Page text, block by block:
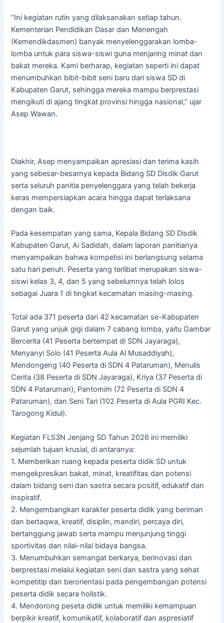
“Ini kegiatan rutin yang dilaksanakan setiap tahun.
Kementerian Pendidikan Dasar dan Menengah
(Kemendikdasmen) banyak menyelenggarakan lomba-
lomba untuk para siswa-siswi guna menjaring minat dan
bakat mereka. Kami berharap, kegiatan seperti ini dapat
menumbuhkan bibit-bibit seni baru dari siswa SD di
Kabupaten Garut, sehingga mereka mampu berprestasi
mengikuti di ajang tingkat provinsi hingga nasional,” ujar
Asep Wawan.
Diakhir, Asep menyampaikan apresiasi dan terima kasih
yang sebesar-besarnya kepada Bidang SD Disdik Garut
serta seluruh panitia penyelenggara yang telah bekerja
keras mempersiapkan acara hingga dapat terlaksana
dengan baik.
Pada kesempatan yang sama, Kepala Bidang SD Disdik
Kabupaten Garut, Ai Sadidah, dalam laporan panitianya
menyampaikan bahwa kompetisi ini berlangsung selama
satu hari penuh. Peserta yang terlibat merupakan siswa-
siswi kelas 3, 4, dan 5 yang sebelumnya telah lolos
sebagai Juara 1 di tingkat kecamatan masing-masing.
Total ada 371 peserta dari 42 kecamatan se-Kabupaten
Garut yang unjuk gigi dalam 7 cabang lomba, yaitu Gambar
Bercerita (41 Peserta bertempat di SDN Jayaraga),
Menyanyi Solo (41 Peserta Aula Al Musaddiyah),
Mendongeng (40 Peserta di SDN 4 Pataruman), Menulis
Cerita (38 Peserta di SDN Jayaraga), Kriya (37 Peserta di
SDN 4 Pataruman), Pantomim (72 Peserta di SDN 4
Pataruman), dan Seni Tari (102 Peserta di Aula PGRI Kec.
Tarogong Kidul).
Kegiatan FLS3N Jenjang SD Tahun 2026 ini memiliki
sejumlah tujuan krusial, di antaranya:
1. Memberikan ruang kepada peserta didik SD untuk
mengekpresikan bakat, minat, kreatifitas dan potensi
dalam bidang seni dan sastra secara positif, edukatif dan
inspiratif.
2. Mengembangkan karakter peserta didik yang beriman
dan bertaqwa, kreatif, disiplin, mandiri, percaya diri,
bertanggung jawab serta mampu menjunjung tinggi
sportivitas dan nilai-nilai bidaya bangsa.
3. Menumbuhkan semangat berkarya, berinovasi dan
berprestasi melalui kegiatan seni dan sastra yang sehat
kompetitip dan berorientasi pada pengembangan potensi
peserta didik secara holistik.
4. Mendorong peseta didik untuk memiliki kemampuan
berpikir kreatif, komunikatif, kolaboratif dan aspresiatif